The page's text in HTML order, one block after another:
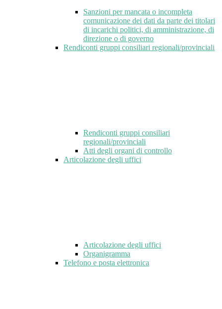
Sanzioni per mancata o incompleta
comunicazione dei dati da parte dei titolari
di incarichi politici, di amministrazione, di
direzione o di governo
Rendiconti gruppi consiliari regionali/provinciali
Rendiconti gruppi consiliari
regionali/provinciali
Atti degli organi di controllo
Articolazione degli uffici
Articolazione degli uffici
Organigramma
Telefono e posta elettronica